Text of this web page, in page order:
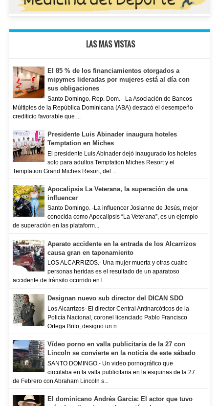
LAS MAS VISTAS
El 85 % de los financiamientos otorgados a
mipymes lideradas por mujeres está al día con
sus obligaciones
Santo Domingo. Rep. Dom.- La Asociación de Bancos
Múltiples de la República Dominicana (ABA) destacó el desempeño
crediticio favorable que ...
Presidente Luis Abinader inaugura hoteles
Temptation en Miches
El presidente Luis Abinader dejó inaugurado los hoteles
solo para adultos Temptation Miches Resort y el
Temptation Grand Miches Resort, del ...
Apocalipsis La Veterana, la superación de una
influencer
Santo Domingo. -La influencer Josianne de Jesús, mejor
conocida como Apocalipsis “La Veterana”, es un ejemplo
de superación en las plataform...
Aparato accidente en la entrada de los Alcarrizos
causa gran en taponamiento
LOS ALCARRIZOS.- Una mujer muerta y otras cuatro
personas heridas es el resultado de un aparatoso
accidente de tránsito ocurrido en l...
Designan nuevo sub director del DICAN SDO
Los Alcarrizos- El director Central Antinarcóticos de la
Policía Nacional, coronel licenciado Pablo Francisco
Ortega Brito, designo un n...
Vídeo porno en valla publicitaria de la 27 con
Lincoln se convierte en la noticia de este sábado
SANTO DOMINGO.- Un video pornográfico que
circulaba en la valla publicitaria en la esquinas de la 27
de Febrero con Abraham Lincoln s...
El dominicano Andrés García: El actor que tuvo